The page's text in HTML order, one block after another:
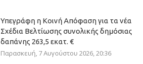
Υπεγράφη η Κοινή Απόφαση για τα νέα
Σχέδια Βελτίωσης συνολικής δημόσιας
δαπάνης 263,5 εκατ. €
Παρασκευή, 7 Αυγούστου 2026, 20:36